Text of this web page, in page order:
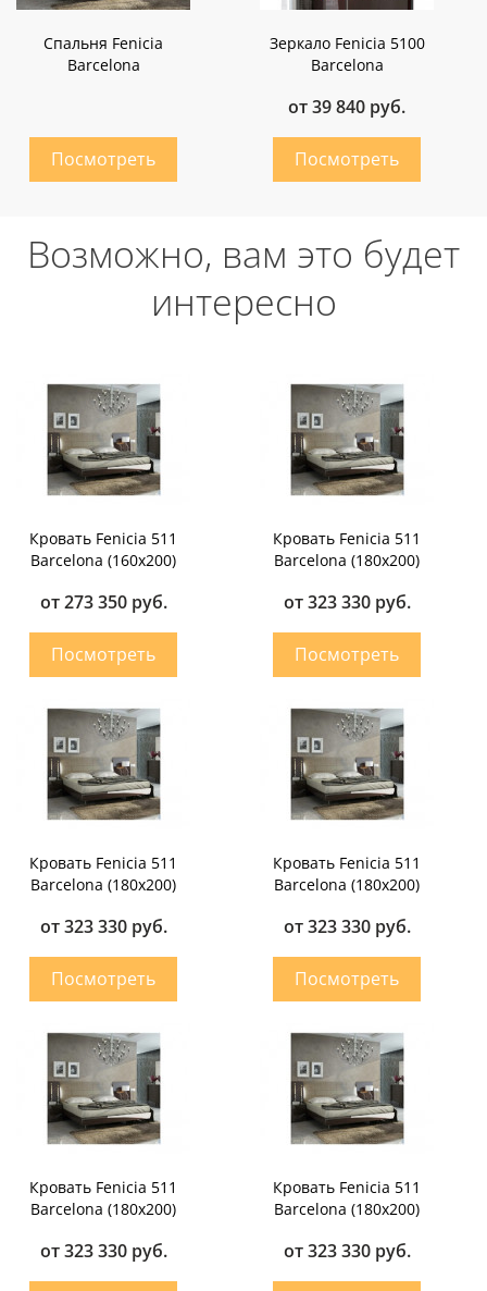
Спальня Fenicia
Barcelona
Зеркало Fenicia 5100
Barcelona
от 39 840 руб.
Возможно, вам это будет
интересно
Кровать Fenicia 511
Barcelona (160х200)
от 273 350 руб.
Кровать Fenicia 511
Barcelona (180х200)
от 323 330 руб.
Кровать Fenicia 511
Barcelona (180х200)
от 323 330 руб.
Кровать Fenicia 511
Barcelona (180х200)
от 323 330 руб.
Кровать Fenicia 511
Barcelona (180х200)
от 323 330 руб.
Кровать Fenicia 511
Barcelona (180х200)
от 323 330 руб.